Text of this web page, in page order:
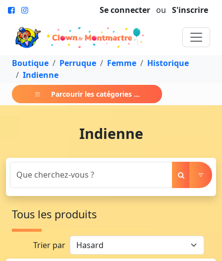
Se connecter ou S'inscrire
Boutique Perruque Femme
Historique
Indienne
Parcourir les catégories ...
Indienne
Tous les produits
Trier par